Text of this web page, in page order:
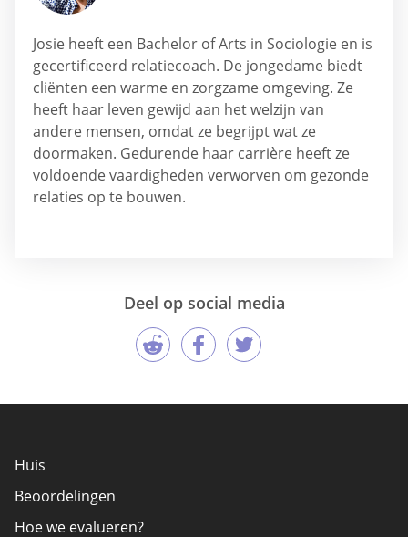
Josie heeft een Bachelor of Arts in Sociologie en is
gecertificeerd relatiecoach. De jongedame biedt
cliënten een warme en zorgzame omgeving. Ze
heeft haar leven gewijd aan het welzijn van
andere mensen, omdat ze begrijpt wat ze
doormaken. Gedurende haar carrière heeft ze
voldoende vaardigheden verworven om gezonde
relaties op te bouwen.
Deel op social media
Huis
Beoordelingen
Hoe we evalueren?